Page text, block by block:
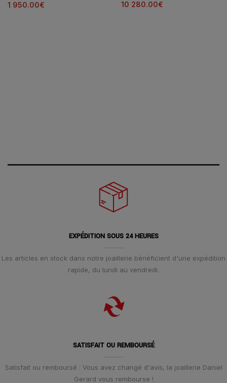
1 950.00€ 10 280.00€
EXPÉDITION SOUS 24 HEURES
Les articles en stock dans notre joaillerie bénéficient d'une expédition
rapide, du lundi au vendredi.
SATISFAIT OU REMBOURSÉ
Satisfait ou remboursé : Vous avez changé d'avis, la joaillerie Daniel
Gerard vous rembourse !